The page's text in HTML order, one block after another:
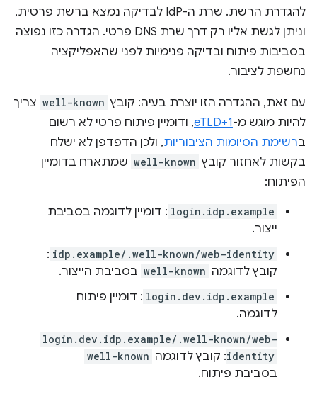
להגדרת הרשת. שרת ה-IdP לבדיקה נמצא ברשת פרטית,
וניתן לגשת אליו רק דרך שרת DNS פרטי. הגדרה כזו נפוצה
בסביבות פיתוח ובדיקה פנימיות לפני שהאפליקציה
נחשפת לציבור.
עם זאת, ההגדרה הזו יוצרת בעיה: קובץ well-known צריך
להיות מוגש מ-eTLD+1, ודומיין פיתוח פרטי לא רשום
ברשימת הסיומות הציבוריות, ולכן הדפדפן לא ישלח
בקשות לאחזור קובץ well-known שמתארח בדומיין
הפיתוח:
login.idp.example : דומיין לדוגמה בסביבת
ייצור.
idp.example/.well-known/web-identity
:
קובץ לדוגמה well-known בסביבת הייצור.
login.dev.idp.example : דומיין פיתוח
לדוגמה.
login.dev.idp.example/.well-known/web-
identity: קובץ לדוגמה well-known
בסביבת פיתוח.